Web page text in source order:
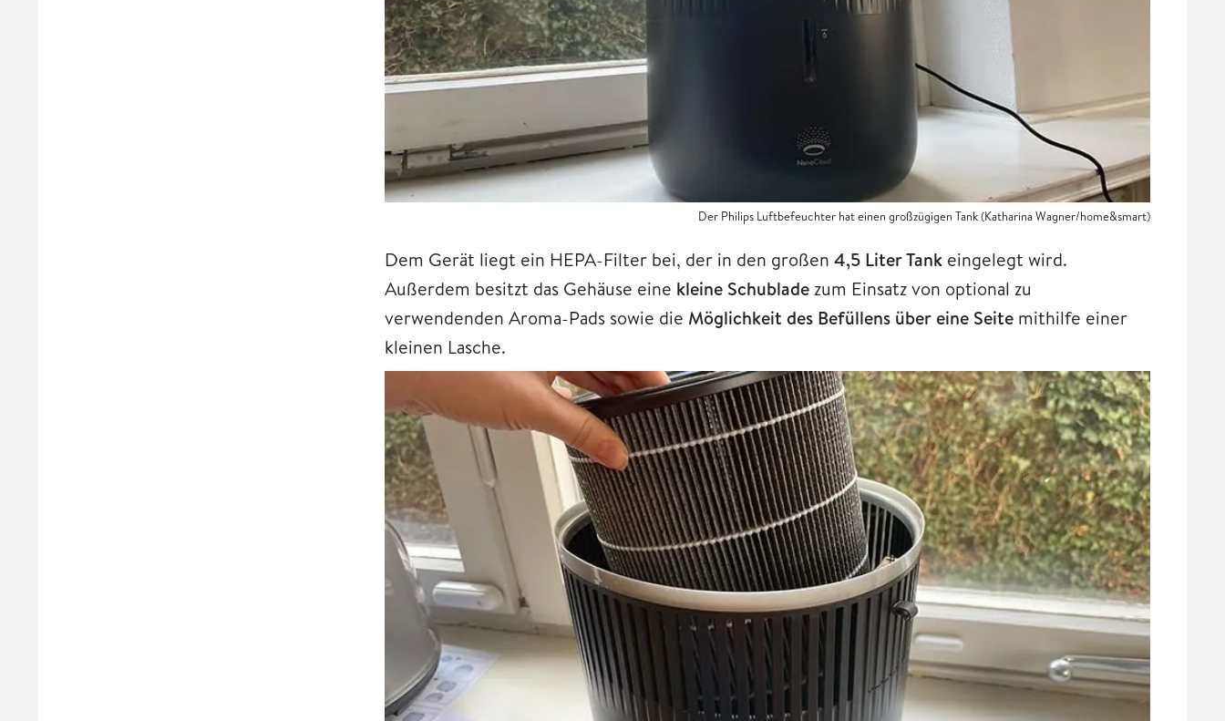
Der Philips Luftbefeuchter hat einen großzügigen Tank (Katharina Wagner/home&smart)
Dem Gerät liegt ein HEPA-Filter bei, der in den großen 4,5 Liter Tank eingelegt wird.
Außerdem besitzt das Gehäuse eine kleine Schubladezum Einsatz von optional zu
verwendenden Aroma-Pads sowie die Möglichkeit des Befüllens über eine Seite mithilfe einer
kleinen Lasche.